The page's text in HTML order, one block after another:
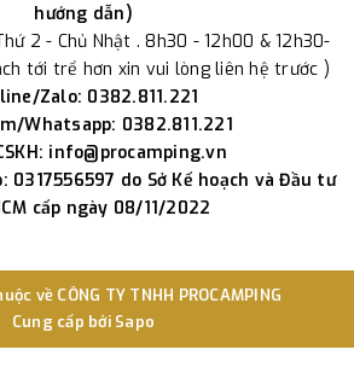
hướng dẫn)
2 - Chủ Nhật . 8h30 - 12h00 & 12h30-
tới trể hơn xin vui lòng liên hệ trước )
Zalo: 0382.811.221
Whatsapp: 0382.811.221
info@procamping.vn
0317556597 do Sở Kế hoạch và Đầu tư
cấp ngày 08/11/2022
về CÔNG TY TNHH PROCAMPING
Cung cấp bởi Sapo